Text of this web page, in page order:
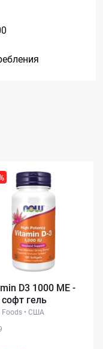
D3 1000 ME -
гель
Foods • США